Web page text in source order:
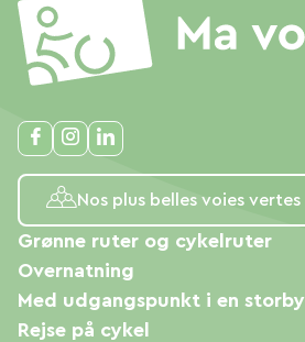
Nos plus belles voies vertes
Grønne ruter og cykelruter
Overnatning
Med udgangspunkt i en storby
Rejse på cykel